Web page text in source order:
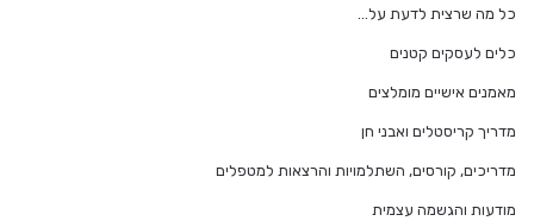
כל מה שרצית לדעת על…
כלים לעסקים קטנים
מאמנים אישיים מומלצים
מדריך קריסטלים ואבני חן
מדריכים, קורסים, השתלמויות והרצאות למטפלים
מודעות והגשמה עצמית